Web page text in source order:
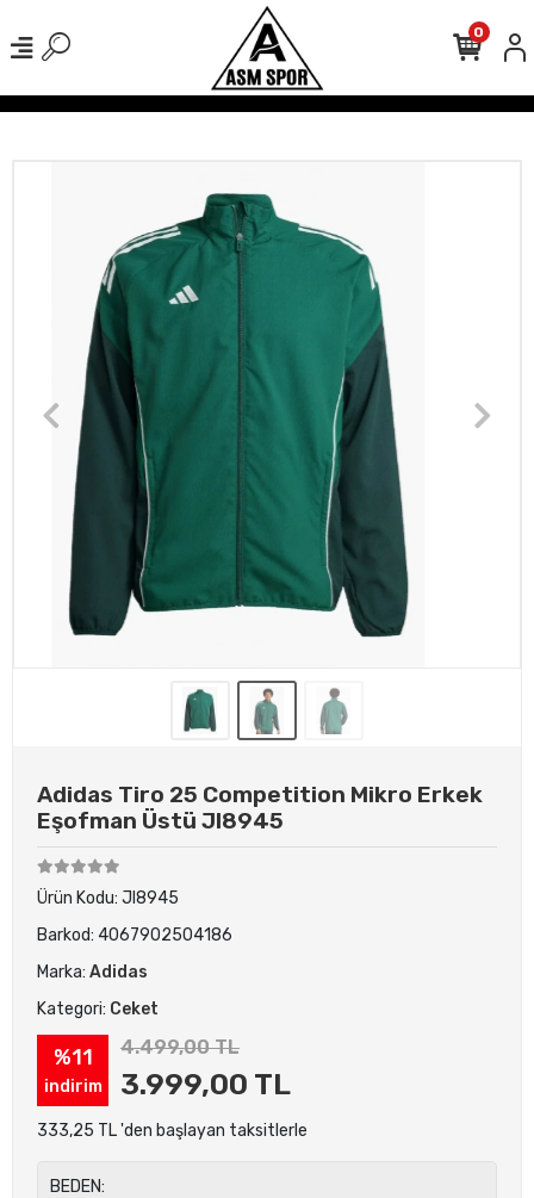
Kargo Ücretsiz! 500 TL Üzeri Tüm Alışverişlerinizde
0
Adidas Tiro 25 Competition Mikro Erkek
Eşofman Üstü JI8945
Ürün Kodu: JI8945
Barkod: 4067902504186
Marka: Adidas
Kategori: Ceket
%11
indirim
4.499,00 TL
3.999,00 TL
333,25 TL 'den başlayan taksitlerle
BEDEN: